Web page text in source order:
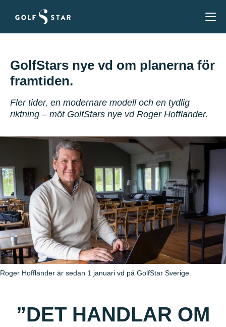
GolfStars nye vd om planerna för
framtiden.
Fler tider, en modernare modell och en tydlig
riktning – möt GolfStars nye vd Roger Hofflander.
Roger Hofflander är sedan 1 januari vd på GolfStar Sverige.
”DET HANDLAR OM